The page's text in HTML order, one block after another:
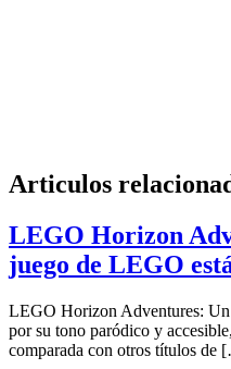
Articulos
LEGO Horizon
juego de LEGO
LEGO Horizon Adventures:
por su tono paródico y
comparada con otros títulos de